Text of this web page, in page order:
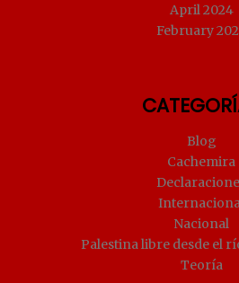
April 2024
February
Blog
Cachemira
Nacional
Palestina libre desde el
Teoría